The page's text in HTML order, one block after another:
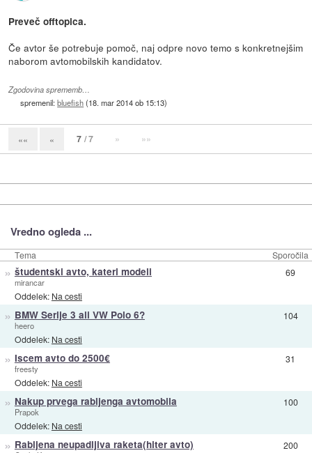
Preveč offtopica.
Če avtor še potrebuje pomoč, naj odpre novo temo s konkretnejšim
naborom avtomobilskih kandidatov.
Zgodovina sprememb…
spremenil:bluefish(18. mar 2014 ob 15:13)
«« « 7 / 7 » »»
Vredno ogleda ...
Tema Sporočila
» študentski avto, kateri modeli
mirancar
Oddelek: Na cesti
69
» BMW Serije 3 ali VW Polo 6?
heero
Oddelek: Na cesti
104
» Iscem avto do 2500€
freesty
Oddelek: Na cesti
31
» Nakup prvega rabljenga avtomobila
Prapok
Oddelek: Na cesti
100
» Rabljena neupadljiva raketa(hiter avto) 200